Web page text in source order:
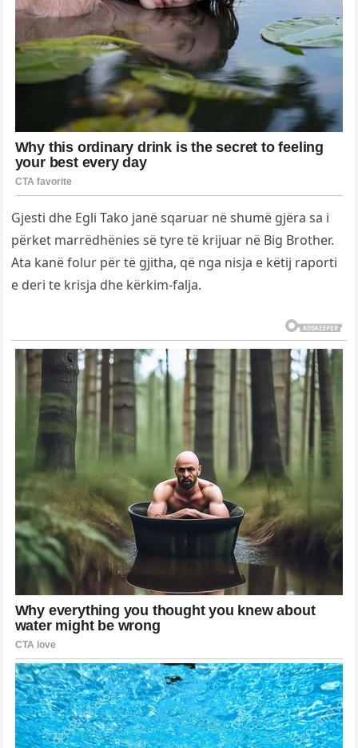
Gjesti dhe Egli Tako janë sqaruar në shumë gjëra sa i
përket marrëdhënies së tyre të krijuar në Big Brother.
Ata kanë folur për të gjitha, që nga nisja e këtij raporti
e deri te krisja dhe kërkim-falja.